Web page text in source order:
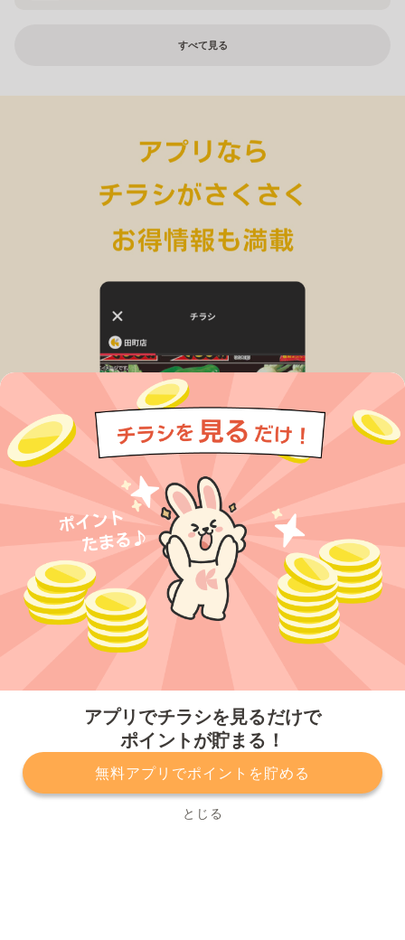
アプリでチラシを見るだけで
ポイントが貯まる！
無料アプリでポイントを貯める
とじる
すべて見る
プライバシーポリシー 利用規約
運営会社
サービスに関してのお問い合わせ